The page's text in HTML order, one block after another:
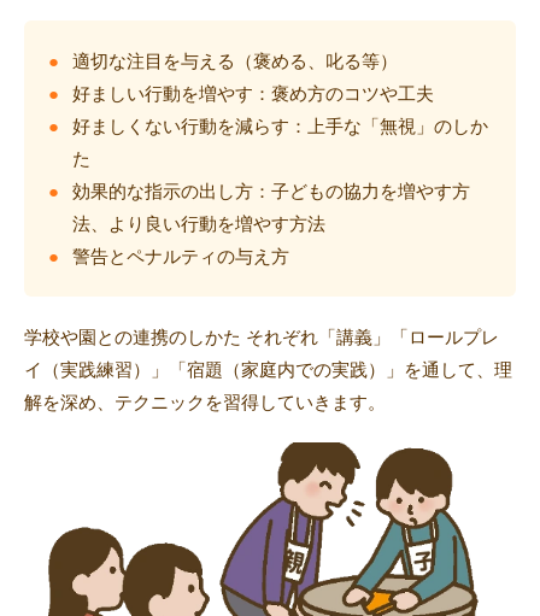
適切な注目を与える（褒める、叱る等）
好ましい行動を増やす：褒め方のコツや工夫
好ましくない行動を減らす：上手な「無視」のしか
た
効果的な指示の出し方：子どもの協力を増やす方
法、より良い行動を増やす方法
警告とペナルティの与え方
学校や園との連携のしかた それぞれ「講義」「ロールプレ
イ（実践練習）」「宿題（家庭内での実践）」を通して、理
解を深め、テクニックを習得していきます。